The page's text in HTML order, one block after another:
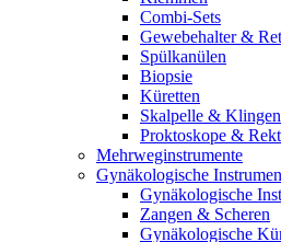
Combi-Sets
Gewebehalter &
Spülkanülen
Biopsie
Küretten
Skalpelle & Klingen
Proktoskope &
Mehrweginstrumente
Gynäkologische
Gynäkologische
Zangen & Scheren
Gynäkologische